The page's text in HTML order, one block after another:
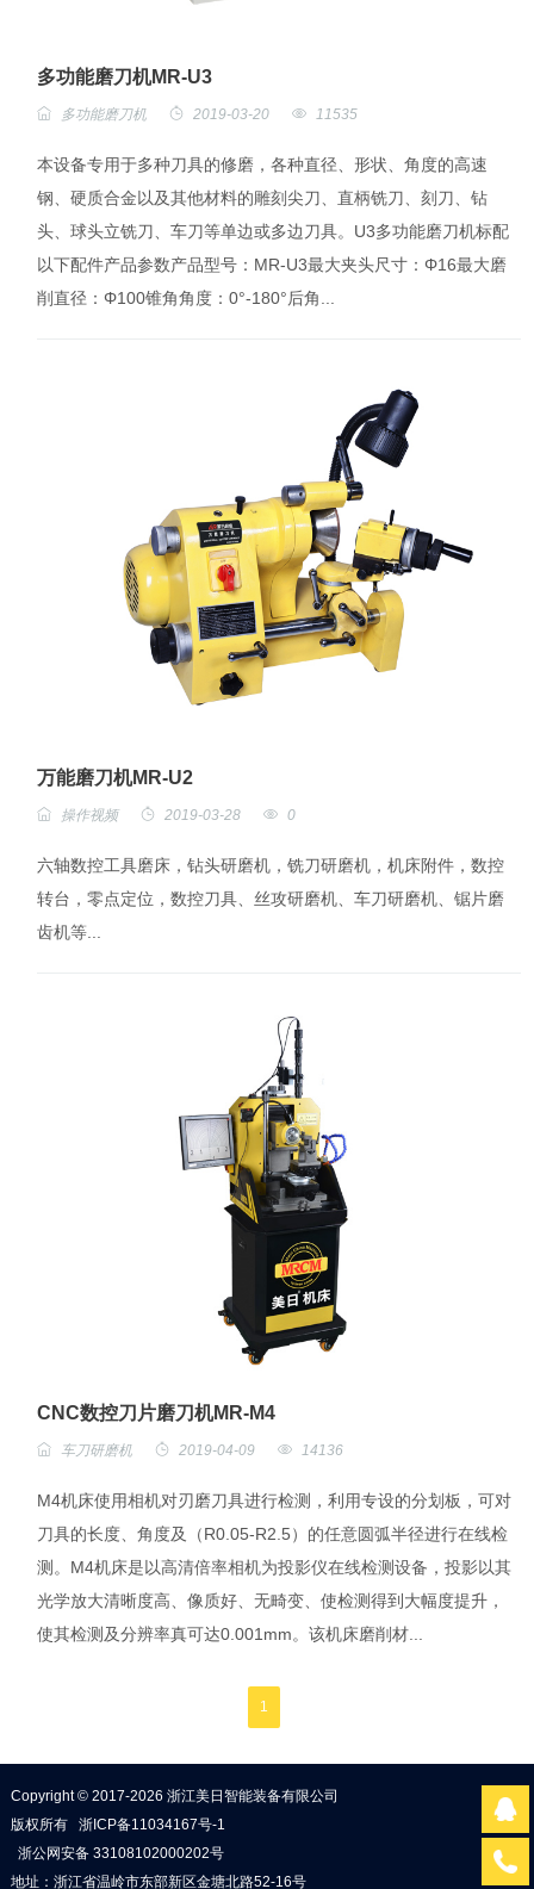
多功能磨刀机MR-U3
多功能磨刀机 2019-03-20 11535
本设备专用于多种刀具的修磨，各种直径、形状、角度的高速
钢、硬质合金以及其他材料的雕刻尖刀、直柄铣刀、刻刀、钻
头、球头立铣刀、车刀等单边或多边刀具。U3多功能磨刀机标配
以下配件产品参数产品型号：MR-U3最大夹头尺寸：Φ16最大磨
削直径：Φ100锥角角度：0°-180°后角...
万能磨刀机MR-U2
操作视频 2019-03-28 0
六轴数控工具磨床，钻头研磨机，铣刀研磨机，机床附件，数控
转台，零点定位，数控刀具、丝攻研磨机、车刀研磨机、锯片磨
齿机等...
CNC数控刀片磨刀机MR-M4
车刀研磨机 2019-04-09 14136
M4机床使用相机对刃磨刀具进行检测，利用专设的分划板，可对
刀具的长度、角度及（R0.05-R2.5）的任意圆弧半径进行在线检
测。M4机床是以高清倍率相机为投影仪在线检测设备，投影以其
光学放大清晰度高、像质好、无畸变、使检测得到大幅度提升，
使其检测及分辨率真可达0.001mm。该机床磨削材...
1
Copyright © 2017-2026 浙江美日智能装备有限公司
版权所有 浙ICP备11034167号-1
浙公网安备 33108102000202号
地址：浙江省温岭市东部新区金塘北路52-16号